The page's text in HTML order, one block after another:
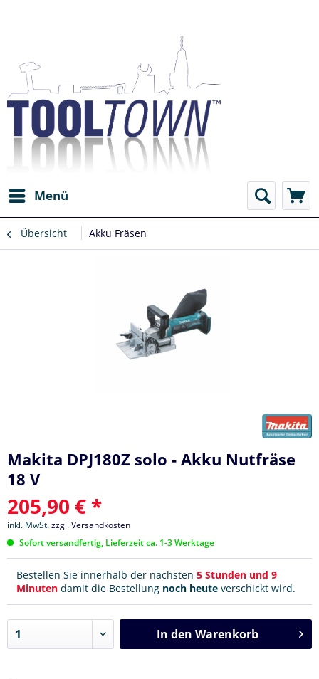
Menü
Übersicht Akku Fräsen
Makita DPJ180Z solo - Akku Nutfräse
18 V
205,90 € *
inkl. MwSt.zzgl. Versandkosten
Sofort versandfertig, Lieferzeit ca. 1-3 Werktage
Bestellen Sie innerhalb der nächsten 5 Stunden und 9
Minuten damit die Bestellung noch heute verschickt wird.
In den Warenkorb